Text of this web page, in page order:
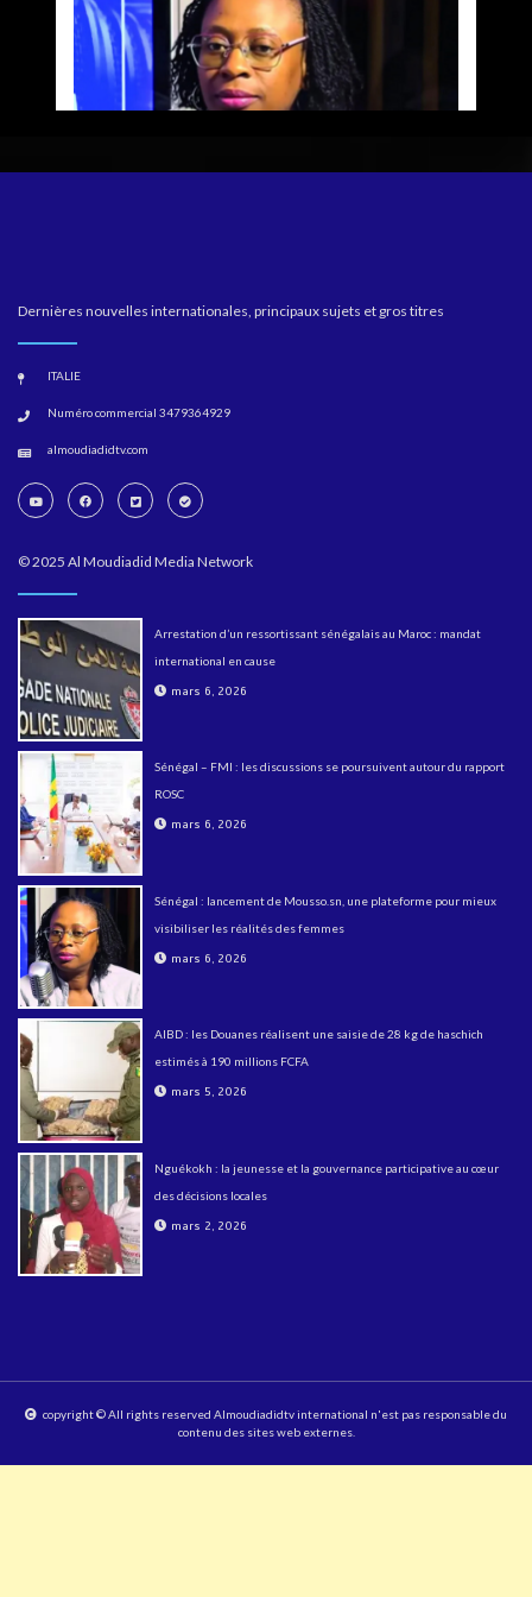
Dernières nouvelles internationales, principaux sujets et gros titres
ITALIE
Numéro commercial 3479364929
almoudiadidtv.com
© 2025 Al Moudiadid Media Network
Arrestation d’un ressortissant sénégalais au Maroc : mandat
international en cause
mars 6, 2026
Sénégal – FMI : les discussions se poursuivent autour du rapport
ROSC
mars 6, 2026
Sénégal : lancement de Mousso.sn, une plateforme pour mieux
visibiliser les réalités des femmes
mars 6, 2026
AIBD : les Douanes réalisent une saisie de 28 kg de haschich
estimés à 190 millions FCFA
mars 5, 2026
Nguékokh : la jeunesse et la gouvernance participative au cœur
des décisions locales
mars 2, 2026
copyright © All rights reserved Almoudiadidtv international n'est pas responsable du
contenu des sites web externes.